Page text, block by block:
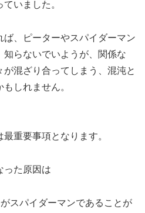
いました。
、ピーターやスパイダーマン
らないでいようが、関係な
が混ざり合ってしまう、混沌と
しれません。
重要事項となります。
った原因は
スパイダーマンであることが